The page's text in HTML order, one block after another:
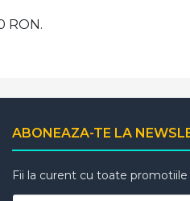
RON.
ABONEAZA-TE LA
Fii la curent cu toate